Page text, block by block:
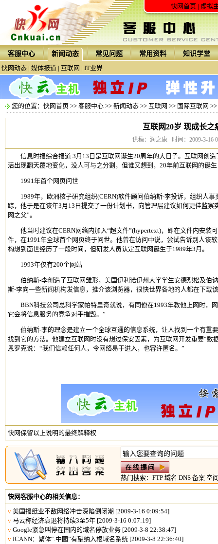
快网首页| 虚拟
客服中心 新闻动态 常见问题 常用资料
知识学堂
快网动态 | 媒体报道 | 互联网 | IT业界
您的位置： 快网首页 >> 客服中心 >> 新闻动态 >> 互联网 >> 国际互联网
互联网20岁 现成长之
供稿：润之康 时间：2009-3-16
信息时报综合报道 3月13日是互联网诞生20周年的大日子。互联网创造
活出现翻天覆地变化，没人可与之分割，但谁又想到，20年前互联网的诞
1991年首个网页问世
1989年，欧洲核子研究组织(CERN)软件顾问伯纳斯-李投诉，组织人事
踪，他于是在该年3月13日提交了一份计划书，向管理层建议如何更佳监
网之父”。
他当时建议在CERN网络内加入“超文件”(hypertext)，即在文件内安装
件，在1991年全球首个网页终于问世。他曾在访问中说，尝试告诉别人该
构想到面世经历了一段时间，但研发人员认定互联网诞生于1989年3月。
1993年仅有200个网站
伯纳斯-李创造了互联网雏形，美国伊利诺伊州大学学生安德烈松及伯
斯-李向一些新闻机构发信息，推介该浏览器，很快世界各地的人都在下载
BBN科技公司总科学家帕特里奇就说，有同僚在1993年教他上网时，
它会将信息服务的竞争对手摧毁。”
伯纳斯-李的理念是建立一个全球互通的信息系统，让人找到一个有重
找到它的方法。他建立互联网时没有想过保安因素，为互联网开发重要“数
恩罗克说：“我们信赖任何人，令网络易于进入，也容许匿名。”
快网保留以上说明的最终解释权
热门搜索： FTP 域名 DNS 备案 空
快网客服中心的相关信息：
v 美国报纸业不敌网络冲击深陷倒闭潮 [2009-3-16 0:09:54]
v 马云称经济衰退将持续3至5年 [2009-3-16 0:07:19]
v Google紧急叫停在国内的域名停放业务 [2009-3-8 22:38:47]
v ICANN：繁体“.中國”有望纳入根域名系统 [2009-3-8 22:36:40]